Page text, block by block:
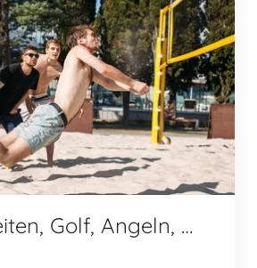
Freizeit (Reiten, Golf, Angeln, Rad, Wandern...)